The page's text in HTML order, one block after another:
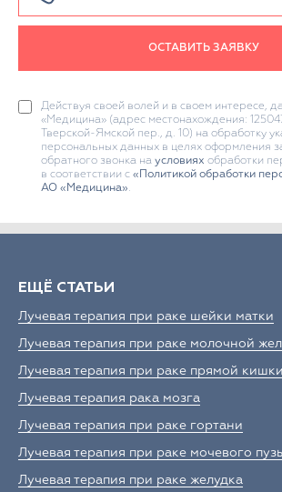
ОСТАВИТЬ ЗАЯВКУ
Действуя своей волей и в своем интересе,
«Медицина» (адрес местонахождения:
Тверской-Ямской пер., д. 10) на обработку
персональных данных в целях оформления
обратного звонка на условиях обработки
в соответствии с «Политикой обработки
АО «Медицина».
ЕЩЁ СТАТЬИ
Лучевая терапия при раке шейки матки
Лучевая терапия при раке молочной
Лучевая терапия при раке прямой кишки
Лучевая терапия рака мозга
Лучевая терапия при раке гортани
Лучевая терапия при раке мочевого
Лучевая терапия при раке желудка